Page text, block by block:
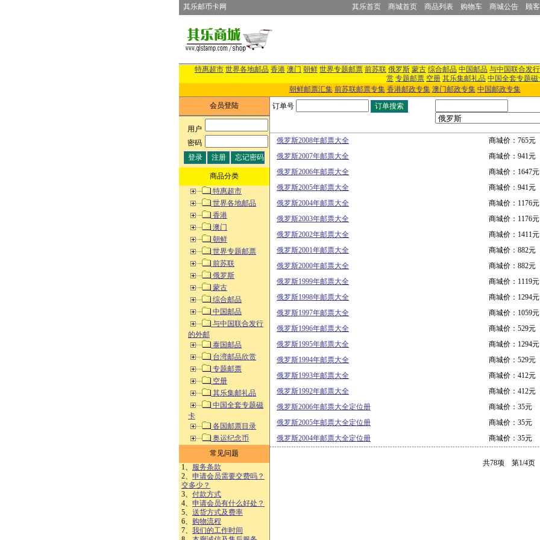
其乐邮币卡网 其乐首页 商城首页 商品列表 购物车 商城公告 顾
特惠超市 世界各地邮品 香港 澳门 朝鲜 世界专题邮票 前苏联 俄罗斯 蒙古 综合邮品 中国邮品 与中国联合发
赏 专题邮票 空册 其乐集邮礼品 中国全套专题磁
朝鲜邮票汇集 前苏联邮票专集 香港邮政专集 澳门邮政专集 中国邮政专集
会员登陆
用户:
密码:
商品分类
特惠超市
世界各地邮品
香港
澳门
朝鲜
世界专题邮票
前苏联
俄罗斯
蒙古
综合邮品
中国邮品
与中国联合发行
的外邮
泰国邮品
台湾邮品欣赏
专题邮票
空册
其乐集邮礼品
中国全套专题磁
卡
各国邮票目录
奥运纪念币
常见问题
1、 服务条款
2、 申请会员需要交费吗？
交多少？
3、 付款方式
4、 申请会员有什么好处？
5、 送货方式及费率
6、 购物流程
7、 我们的工作时间
订单号
俄罗斯2008年邮票大全
商城价：765元
俄罗斯2007年邮票大全
商城价：941元
俄罗斯2006年邮票大全
商城价：1647元
俄罗斯2005年邮票大全
商城价：941元
俄罗斯2004年邮票大全
商城价：1176元
俄罗斯2003年邮票大全
商城价：1176元
俄罗斯2002年邮票大全
商城价：1411元
俄罗斯2001年邮票大全
商城价：882元
俄罗斯2000年邮票大全
商城价：882元
俄罗斯1999年邮票大全
商城价：1119元
俄罗斯1998年邮票大全
商城价：1294元
俄罗斯1997年邮票大全
商城价：1059元
俄罗斯1996年邮票大全
商城价：529元
俄罗斯1995年邮票大全
商城价：1294元
俄罗斯1994年邮票大全
商城价：529元
俄罗斯1993年邮票大全
商城价：412元
俄罗斯1992年邮票大全
商城价：412元
俄罗斯2006年邮票大全定位册
商城价：35元
俄罗斯2005年邮票大全定位册
商城价：35元
俄罗斯2004年邮票大全定位册
商城价：35元
共78项 第1/4